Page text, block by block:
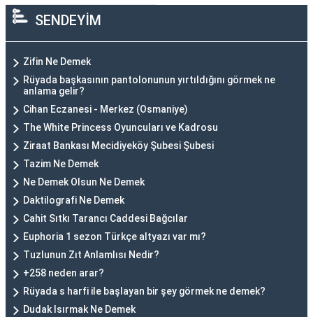
SENDEYİM
Zifin Ne Demek
Rüyada başkasının pantolonunun yırtıldığını görmek ne
anlama gelir?
Cihan Eczanesi - Merkez (Osmaniye)
The White Princess Oyuncuları ve Kadrosu
Ziraat Bankası Mecidiyeköy Şubesi Şubesi
Tazim Ne Demek
Ne Demek Olsun Ne Demek
Daktilografi Ne Demek
Cahit Sıtkı Tarancı Caddesi Bağcılar
Euphoria 1 sezon Türkçe altyazı var mı?
Tuzlunun Zıt Anlamlısı Nedir?
+258 neden arar?
Rüyada s harfi ile başlayan bir şey görmek ne demek?
Dudak Isırmak Ne Demek